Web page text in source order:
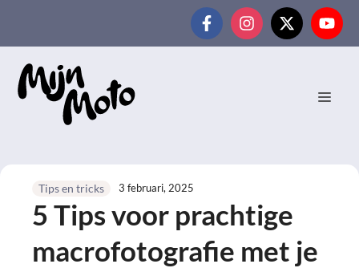
de
inhoud
Tips en tricks 3 februari, 2025
5 Tips voor prachtige
macrofotografie met je